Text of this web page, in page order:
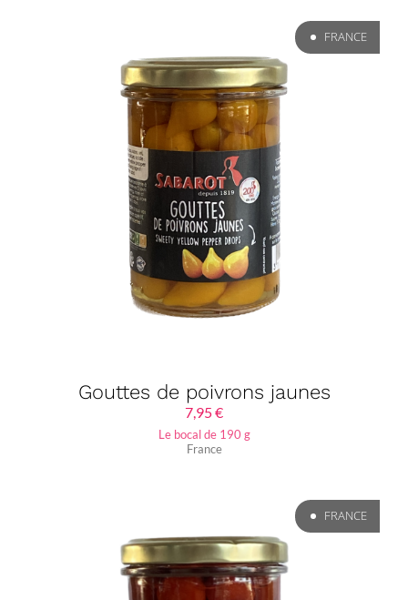
FRANCE
Gouttes de poivrons jaunes
7,95€
Le bocal de 190 g
France
FRANCE